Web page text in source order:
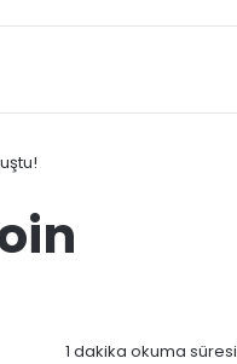
1 dakika okuma süresi